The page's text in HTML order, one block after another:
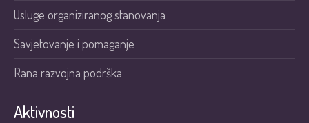
Usluge organiziranog stanovanja
Savjetovanje i pomaganje
Rana razvojna podrška
Aktivnosti